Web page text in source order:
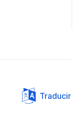
Traducir